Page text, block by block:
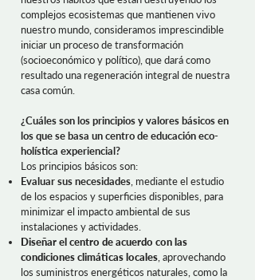
complejos ecosistemas que mantienen vivo
nuestro mundo, consideramos imprescindible
iniciar un proceso de transformación
(socioeconómico y político), que dará como
resultado una regeneración integral de nuestra
casa común.
¿Cuáles son los principios y valores básicos en
los que se basa un centro de educación eco-
holística experiencial?
Los principios básicos son:
Evaluar sus necesidades , mediante el estudio
de los espacios y superficies disponibles, para
minimizar el impacto ambiental de sus
instalaciones y actividades.
Diseñar el centro de acuerdo con las
condiciones climáticas locales , aprovechando
los suministros energéticos naturales, como la